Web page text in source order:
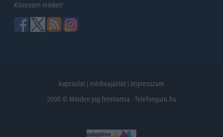
Kövessen minket!
kapcsolat | médiaajánlat | impresszum
2000 © Minden jog fenntartva - Telefonguru.hu